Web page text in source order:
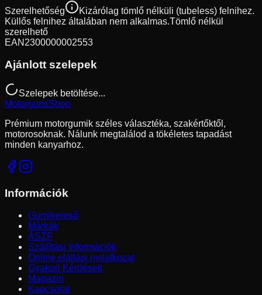
Szerelhetőség
Kizárólag tömlő nélküli (tubeless) felnihez.
Küllős felnihez általában nem alkalmas.Tömlő nélkül
szerelhető
EAN 2300000002553
Ajánlott szelepek
Szelepek betöltése...
MotorgumiShop
Prémium motorgumik széles választéka, szakértőktől,
motorosoknak. Nálunk megtalálod a tökéletes tapadást
minden kanyarhoz.
Információk
Gumikereső
Márkák
ÁSZF
Szállítási Információk
Online elállási nyilatkozat
Gyakori Kérdések
Magazin
Kapcsolat